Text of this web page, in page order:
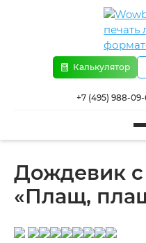
Перейти к основному
Калькулятор
+7 (495) 988-09-
Дождевик
«Плащ,